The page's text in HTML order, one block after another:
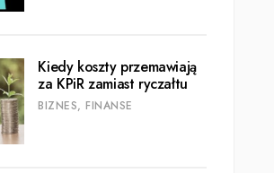
Kiedy koszty przemawiają
za KPiR zamiast ryczałtu
BIZNES, FINANSE